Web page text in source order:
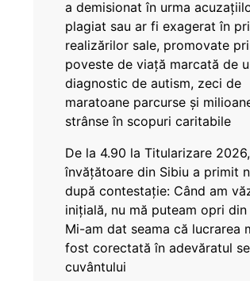
a demisionat în urma
plagiat sau ar fi exagerat în
realizărilor sale, promovate
poveste de viață marcată de
diagnostic de autism, zeci de
maratoane parcurse și
strânse în scopuri caritabile
De la 4.90 la Titularizare
învățătoare din Sibiu a primit
după contestație: Când am
inițială, nu mă puteam opri din
Mi-am dat seama că lucrarea
fost corectată în adevăratul
cuvântului